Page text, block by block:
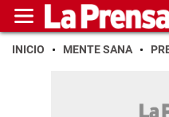
INICIO MENTE SANA